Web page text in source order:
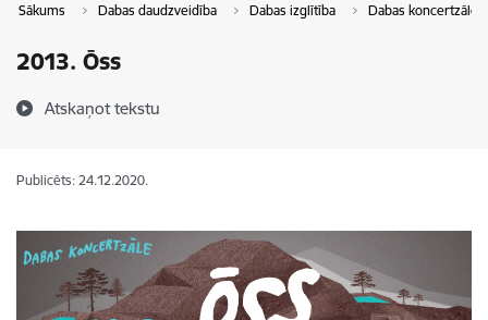
Sākums Dabas daudzveidība Dabas izglītība Dabas koncertzāle
2013. Ōss
Atskaņot tekstu
Publicēts: 24.12.2020.